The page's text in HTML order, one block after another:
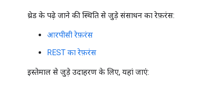
थ्रेड के पढ़े जाने की स्थिति से जुड़े संसाधन का रेफ़रंस:
आरपीसी रेफ़रंस
REST का रेफ़रंस
इस्तेमाल से जुड़े उदाहरण के लिए, यहां जाएं: